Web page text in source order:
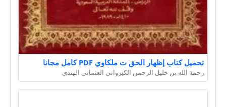
تحميل كتاب إظهار الحق ت ملكاوي PDF كامل مجانا
رحمة الله بن خليل الرحمن الكيرواني العثماني الهندي